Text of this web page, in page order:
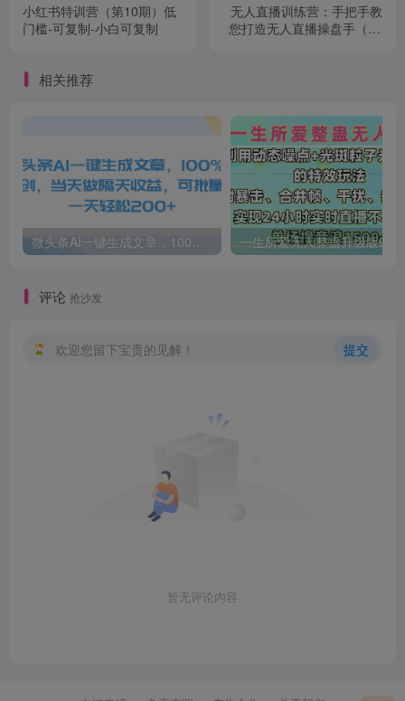
小红书特训营（第10期）低
门槛-可复制-小白可复制
无人直播训练营：手把手教
您打造无人直播操盘手（16
相关推荐
评论 抢沙发
欢迎您留下宝贵的见解！ 提交
暂无评论内容